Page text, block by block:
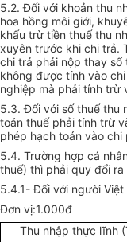
5.2. Đối với khoản thu
hoa hồng môi giới,
khấu trừ tiền thuế thu
xuyên trước khi chi trả.
chi trả phải nộp thay số
không được tính vào
nghiệp mà phải tính trừ
5.3. Đối với số thuế thu
toán thuế phải tính trừ
phép hạch toán vào chi
5.4. Trường hợp cá
thuế) thì phải quy đổi
5.4.1- Đối với người
Đơn vị:1.000đ
Thu nhập thực lĩnh